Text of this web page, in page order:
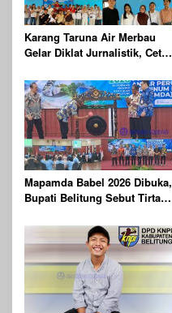
Karang Taruna Air Merbau
Gelar Diklat Jurnalistik, Cetak
Digital
Mapamda Babel 2026 Dibuka,
Bupati Belitung Sebut Tirta